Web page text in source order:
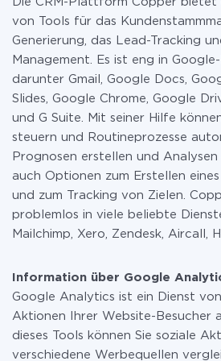
von Tools für das
Generierung, das Lead-Tracking
Management. Es ist eng in
darunter Gmail, Google Docs,
Slides, Google Chrome, Google
und G Suite. Mit seiner Hilfe
steuern und Routineprozesse
Prognosen erstellen und
auch Optionen zum Erstellen
und zum Tracking von Zielen.
problemlos in viele beliebte
Mailchimp, Xero, Zendesk, Aircall,
Information über Google
Google Analytics ist ein Dienst
Aktionen Ihrer Website-Besucher
dieses Tools können Sie soziale
verschiedene Werbequellen